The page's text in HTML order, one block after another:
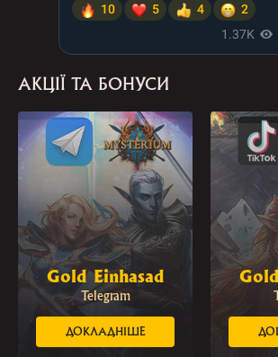
АКЦІЇ ТА БОНУСИ
Gold Einhasad
Telegram
ДОКЛАДНІШЕ